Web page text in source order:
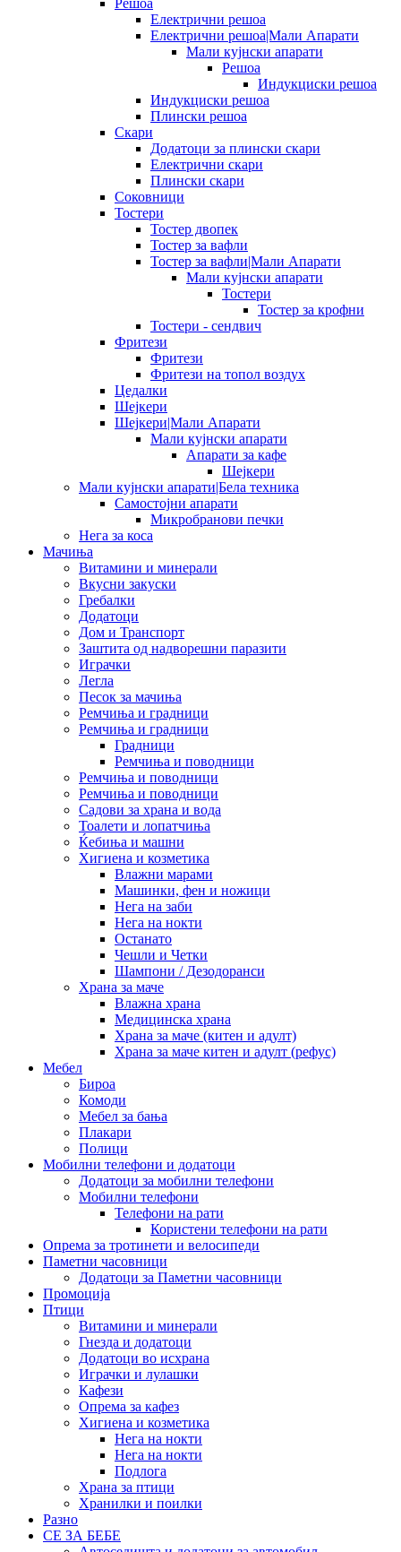
Електрични решоа
Електрични решоа|Мали Апарати
Мали кујнски апарати
Решоа
Индукциски решоа
Индукциски решоа
Плински решоа
Скари
Додатоци за плински скари
Електрични скари
Плински скари
Соковници
Тостери
Тостер двопек
Тостер за вафли
Тостер за вафли|Мали Апарати
Мали кујнски апарати
Тостери
Тостер за крофни
Тостери - сендвич
Фритези
Фритези
Фритези на топол воздух
Цедалки
Шејкери
Шејкери|Мали Апарати
Мали кујнски апарати
Апарати за кафе
Шејкери
Мали кујнски апарати|Бела техника
Самостојни апарати
Микробранови печки
Нега за коса
Мачиња
Витамини и минерали
Вкусни закуски
Гребалки
Додатоци
Дом и Транспорт
Заштита од надворешни паразити
Играчки
Легла
Песок за мачиња
Ремчиња и градници
Ремчиња и градници
Градници
Ремчиња и поводници
Ремчиња и поводници
Ремчиња и поводници
Садови за храна и вода
Тоалети и лопатчиња
Ќебиња и машни
Хигиена и козметика
Влажни марами
Машинки, фен и ножици
Нега на заби
Нега на нокти
Останато
Чешли и Четки
Шампони / Дезодоранси
Храна за маче
Влажна храна
Медицинска храна
Храна за маче (китен и адулт)
Храна за маче китен и адулт (рефус)
Мебел
Бироа
Комоди
Мебел за бања
Плакари
Полици
Мобилни телефони и додатоци
Додатоци за мобилни телефони
Мобилни телефони
Телефони на рати
Користени телефони на рати
Опрема за тротинети и велосипеди
Паметни часовници
Додатоци за Паметни часовници
Промоција
Птици
Витамини и минерали
Гнезда и додатоци
Додатоци во исхрана
Играчки и лулашки
Кафези
Опрема за кафез
Хигиена и козметика
Нега на нокти
Нега на нокти
Подлога
Храна за птици
Хранилки и поилки
Разно
СЕ ЗА БЕБЕ